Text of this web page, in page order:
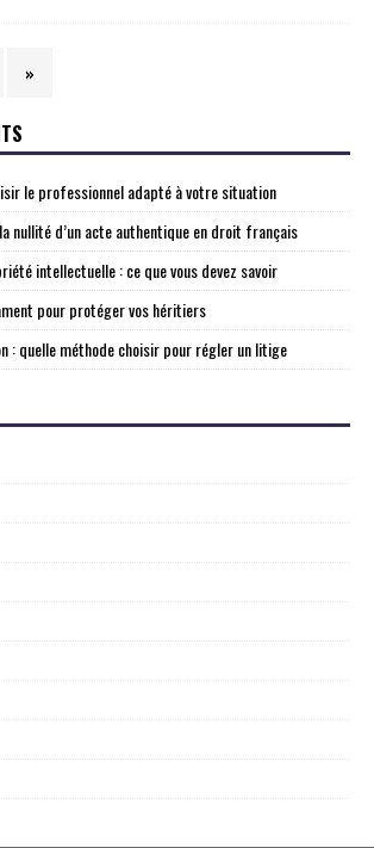
»
le professionnel adapté à votre situation
nullité d’un acte authentique en droit français
intellectuelle : ce que vous devez savoir
pour protéger vos héritiers
: quelle méthode choisir pour régler un litige